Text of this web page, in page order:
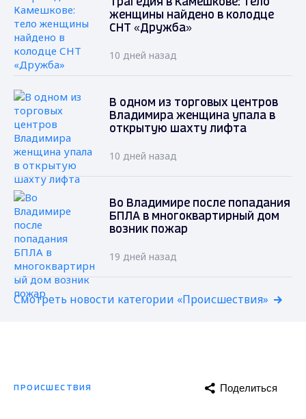
Трагедия в Камешкове: тело
женщины найдено в колодце
СНТ «Дружба»
10 дней назад
В одном из торговых центров
Владимира женщина упала в
открытую шахту лифта
10 дней назад
Во Владимире после попадания
БПЛА в многоквартирный дом
возник пожар
19 дней назад
Смотреть новости категории «Происшествия»
ПРОИСШЕСТВИЯ Поделиться